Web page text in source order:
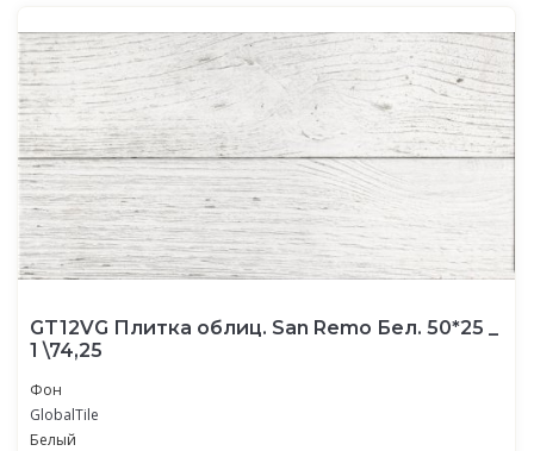
GT12VG Плитка облиц. San Remo Бел. 50*25 _
1 \74,25
Фон
GlobalTile
Белый